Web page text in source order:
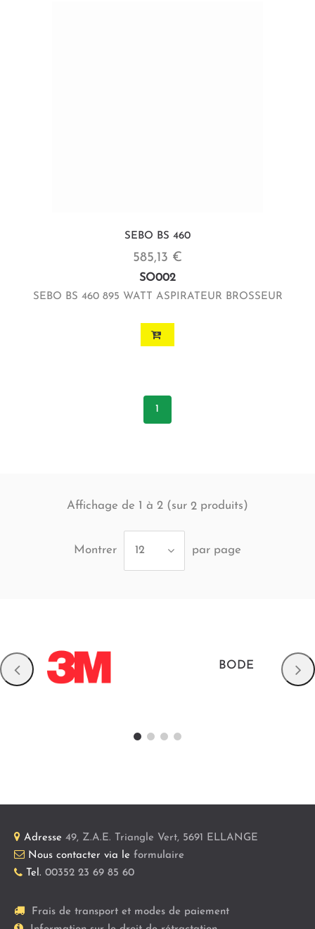
SEBO BS 460
585,13 €
SO002
SEBO BS 460 895 WATT ASPIRATEUR BROSSEUR
1
Affichage de 1 à 2 (sur 2 produits)
Montrer 12 par page
BODE
Adresse 49, Z.A.E. Triangle Vert, 5691
ELLANGE
Nous contacter via le formulaire
Tel. 00352 23 69 85 60
Frais de transport et modes de paiement